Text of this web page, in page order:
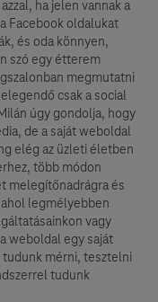
ha jelen vannak a
Facebook oldalukat
és oda könnyen,
szó egy étterem
megmutatni
csak a social
úgy gondolja, hogy
de a saját weboldal
elég az üzleti életben
több módon
melegítőnadrágra és
legmélyebben
vagy
weboldal egy saját
mérni, tesztelni
tudunk